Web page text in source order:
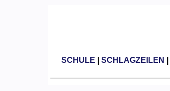
SCHULE SCHLAGZEILEN